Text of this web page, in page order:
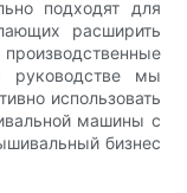
подходят для
расширить
руководстве мы
использовать
машины с
бизнес